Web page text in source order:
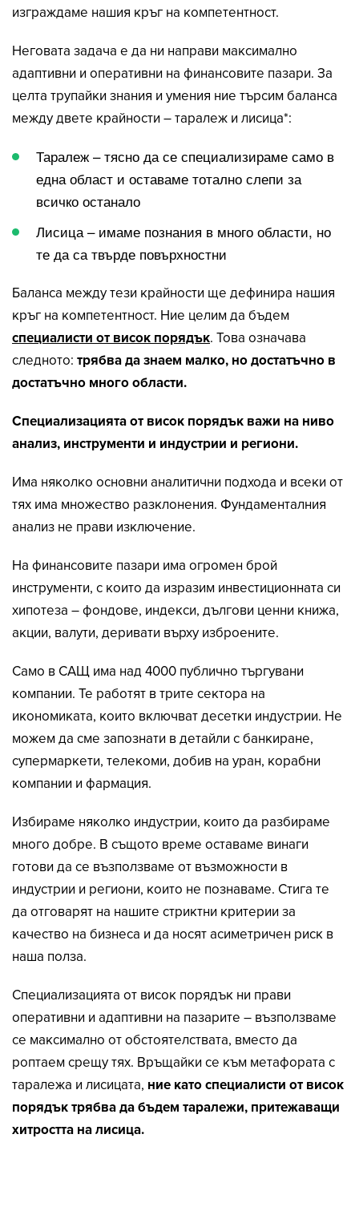
изграждаме нашия кръг на компетентност.
Неговата задача е да ни направи максимално
адаптивни и оперативни на финансовите пазари. За
целта трупайки знания и умения ние търсим баланса
между двете крайности – таралеж и лисица*:
Таралеж – тясно да се специализираме само в
една област и оставаме тотално слепи за
всичко останало
Лисица – имаме познания в много области, но
те да са твърде повърхностни
Баланса между тези крайности ще дефинира нашия
кръг на компетентност. Ние целим да бъдем
специалисти от висок порядък. Това означава
следното: трябва да знаем малко, но достатъчно в
достатъчно много области.
Специализацията от висок порядък важи на ниво
анализ, инструменти и индустрии и региони.
Има няколко основни аналитични подхода и всеки от
тях има множество разклонения. Фундаменталния
анализ не прави изключение.
На финансовите пазари има огромен брой
инструменти, с които да изразим инвестиционната си
хипотеза – фондове, индекси, дългови ценни книжа,
акции, валути, деривати върху изброените.
Само в САЩ има над 4000 публично търгувани
компании. Те работят в трите сектора на
икономиката, които включват десетки индустрии. Не
можем да сме запознати в детайли с банкиране,
супермаркети, телекоми, добив на уран, корабни
компании и фармация.
Избираме няколко индустрии, които да разбираме
много добре. В същото време оставаме винаги
готови да се възползваме от възможности в
индустрии и региони, които не познаваме. Стига те
да отговарят на нашите стриктни критерии за
качество на бизнеса и да носят асиметричен риск в
наша полза.
Специализацията от висок порядък ни прави
оперативни и адаптивни на пазарите – възползваме
се максимално от обстоятелствата, вместо да
роптаем срещу тях. Връщайки се към метафората с
таралежа и лисицата, ние като специалисти от висок
порядък трябва да бъдем таралежи, притежаващи
хитростта на лисица.